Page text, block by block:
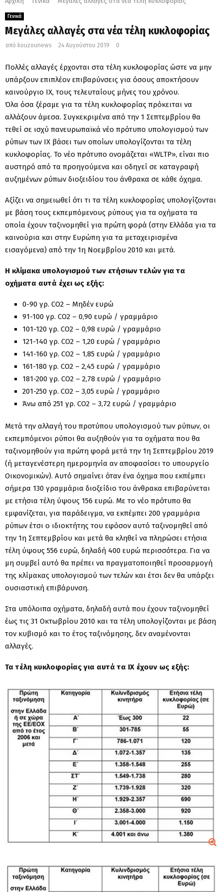
Γενικά
Μεγάλες αλλαγές στα νέα τέλη κυκλοφορίας
από kouzounews 24 Αυγούστου 2019 0
Πολλές αλλαγές έρχονται στα τέλη κυκλοφορίας ώστε να μην
υπάρξουν επιπλέον επιβαρύνσεις για όσους αποκτήσουν
καινούργιο ΙΧ, τους τελευταίους μήνες του χρόνου.
Όλα όσα ξέραμε για τα τέλη κυκλοφορίας πρόκειται να
αλλάξουν άμεσα. Συγκεκριμένα από την 1 Σεπτεμβρίου θα
τεθεί σε ισχύ πανευρωπαϊκά νέο πρότυπο υπολογισμού των
ρύπων των ΙΧ βάσει των οποίων υπολογίζονται τα τέλη
κυκλοφορίας. Το νέο πρότυπο ονομάζεται «WLTP», είναι πιο
αυστηρό από τα προηγούμενα και οδηγεί σε καταγραφή
αυξημένων ρύπων διοξειδίου του άνθρακα σε κάθε όχημα.
Αξίζει να σημειωθεί ότι τι τα τέλη κυκλοφορίας υπολογίζονται
με βάση τους εκπεμπόμενους ρύπους για τα οχήματα τα
οποία έχουν ταξινομηθεί για πρώτη φορά (στην Ελλάδα για τα
καινούρια και στην Ευρώπη για τα μεταχειρισμένα
εισαγόμενα) από την 1η Νοεμβρίου 2010 και μετά.
Η κλίμακα υπολογισμού των ετήσιων τελών για τα
οχήματα αυτά έχει ως εξής:
0-90 γρ. CO2 – Μηδέν ευρώ
91-100 γρ. CO2 – 0,90 ευρώ / γραμμάριο
101-120 γρ. CO2 – 0,98 ευρώ / γραμμάριο
121-140 γρ. CO2 – 1,20 ευρώ / γραμμάριο
141-160 γρ. CO2 – 1,85 ευρώ / γραμμάριο
161-180 γρ. CO2 – 2,45 ευρώ / γραμμάριο
181-200 γρ. CO2 – 2,78 ευρώ / γραμμάριο
201-250 γρ. CO2 – 3,05 ευρώ / γραμμάριο
Άνω από 251 γρ. CO2 – 3,72 ευρώ / γραμμάριο
Μετά την αλλαγή του προτύπου υπολογισμού των ρύπων, οι
εκπεμπόμενοι ρύποι θα αυξηθούν για τα οχήματα που θα
ταξινομηθούν για πρώτη φορά μετά την 1η Σεπτεμβρίου 2019
(ή μεταγενέστερη ημερομηνία αν αποφασίσει το υπουργείο
Οικονομικών). Αυτό σημαίνει όταν ένα όχημα που εκπέμπει
σήμερα 130 γραμμάρια διοξείδιο του άνθρακα επιβαρύνεται
με ετήσια τέλη ύψους 156 ευρώ. Με το νέο πρότυπο θα
εμφανίζεται, για παράδειγμα, να εκπέμπει 200 γραμμάρια
ρύπων έτσι ο ιδιοκτήτης του εφόσον αυτό ταξινομηθεί από
την 1η Σεπτεμβρίου και μετά θα κληθεί να πληρώσει ετήσια
τέλη ύψους 556 ευρώ, δηλαδή 400 ευρώ περισσότερα. Για να
μη συμβεί αυτό θα πρέπει να πραγματοποιηθεί προσαρμογή
της κλίμακας υπολογισμού των τελών και έτσι δεν θα υπάρξει
ουσιαστική επιβάρυνση.
Στα υπόλοιπα οχήματα, δηλαδή αυτά που έχουν ταξινομηθεί
έως τις 31 Οκτωβρίου 2010 και τα τέλη υπολογίζονται με βάση
τον κυβισμό και το έτος ταξινόμησης, δεν αναμένονται
αλλαγές.
Τα τέλη κυκλοφορίας για αυτά τα ΙΧ έχουν ως εξής: